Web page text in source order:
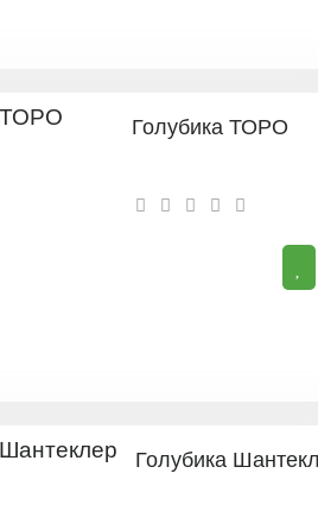
Голубика ТОРО
Голубика